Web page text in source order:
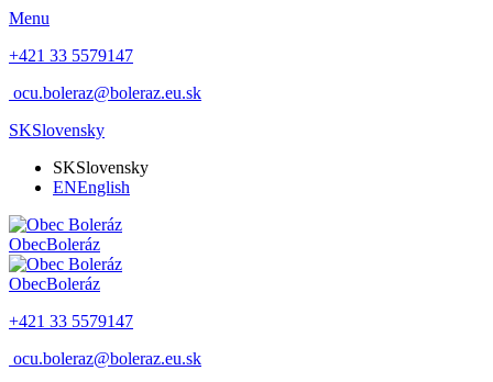
Menu
+421 33 5579147
ocu.boleraz@boleraz.eu.sk
SKSlovensky
SKSlovensky
ENEnglish
ObecBoleráz
ObecBoleráz
+421 33 5579147
ocu.boleraz@boleraz.eu.sk